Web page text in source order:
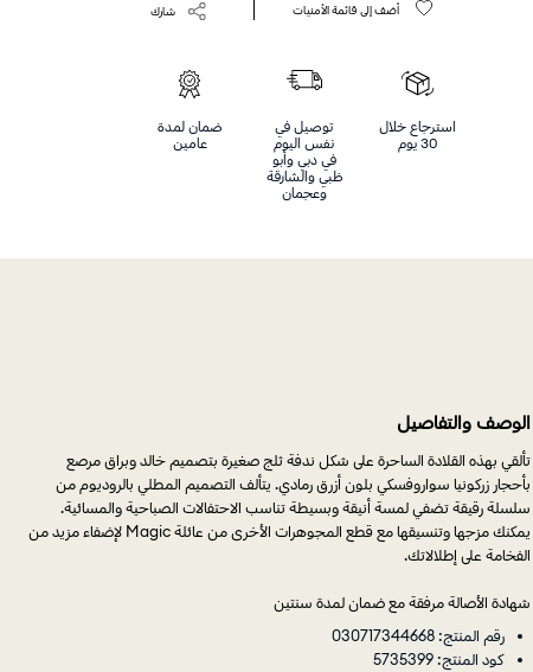
أضف إلى قائمة الأمنيات شارك
استرجاع خلال
30 يوم
توصيل في
نفس اليوم
في دبي وأبو
ظبي والشارقة
وعجمان
ضمان لمدة
عامين
الوصف والتفاصيل
تألقي بهذه القلادة الساحرة على شكل ندفة ثلج صغيرة بتصميم خالد وبراق مرصع
بأحجار زركونيا سواروفسكي بلون أزرق رمادي. يتألف التصميم المطلي بالروديوم من
سلسلة رقيقة تضفي لمسة أنيقة وبسيطة تناسب الاحتفالات الصباحية والمسائية.
يمكنك مزجها وتنسيقها مع قطع المجوهرات الأخرى من عائلة Magic لإضفاء مزيد من
الفخامة على إطلالاتك.
شهادة الأصالة مرفقة مع ضمان لمدة سنتين
رقم المنتج: 030717344668
كود المنتج: 5735399